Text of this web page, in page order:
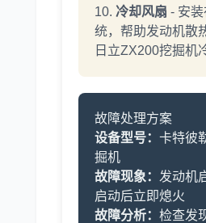
10. 冷却风扇 - 安
统，帮助发动机散
日立ZX200挖掘机
故障处理方案
设备型号： 卡特彼
掘机
故障现象： 发动机
启动后立即熄火
故障分析： 检查发